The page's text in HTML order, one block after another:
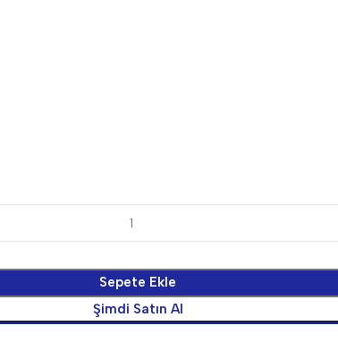
Sepete Ekle
Şimdi Satın Al